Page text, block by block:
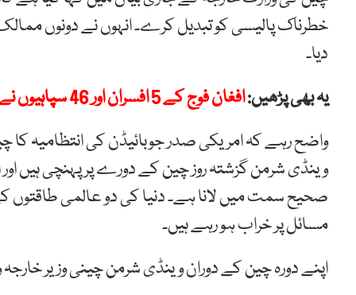
خطرناک پالیسی کو تبدیل کرے۔ انہوں نے دونوں
دیا۔
یہ بھی پڑھیں:افغان فوج کے 5 افسران اور 46 سپاہیوں نے پاکستان میں پناہ لے لی
واضح رہے کہ امریکیصدر جوبائیڈن کی انتظامیہ کا
وینڈی شرمن گزشتہ روز چین کے دورے پر پہنچی ہیں اور
صحیح سمت میں لانا ہے۔ دنیا کی دو عالمی طاقتوں
مسائل پر خراب ہو رہے ہیں۔
اپنے دورہ چین کے دوران وینڈی شرمن چینی وزیر